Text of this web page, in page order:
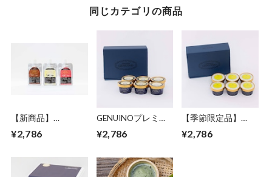
同じカテゴリの商品
【新商品】
ドジェラート６個セ
¥2,786
GENUINOプレミア
セット6個
¥2,786
【季節限定品】
バナナ詰合せセット
¥2,786